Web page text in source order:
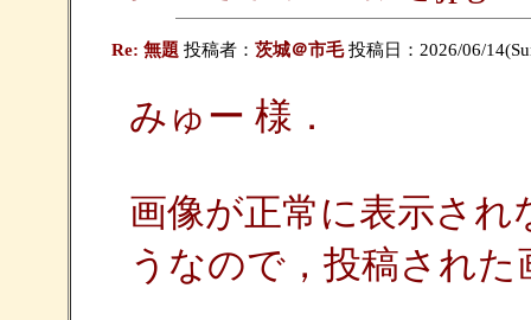
Re: 無題 投稿者： 茨城＠市毛投稿日：2026/06/
みゅー 様．
画像が正常に表示さ
うなので，投稿され